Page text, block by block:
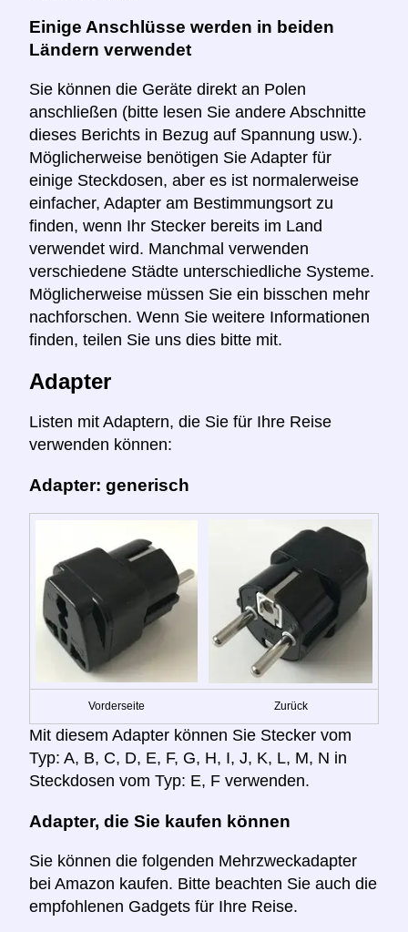
Einige Anschlüsse werden in beiden
Ländern verwendet
Sie können die Geräte direkt an Polen
anschließen (bitte lesen Sie andere Abschnitte
dieses Berichts in Bezug auf Spannung usw.).
Möglicherweise benötigen Sie Adapter für
einige Steckdosen, aber es ist normalerweise
einfacher, Adapter am Bestimmungsort zu
finden, wenn Ihr Stecker bereits im Land
verwendet wird. Manchmal verwenden
verschiedene Städte unterschiedliche Systeme.
Möglicherweise müssen Sie ein bisschen mehr
nachforschen. Wenn Sie weitere Informationen
finden, teilen Sie uns dies bitte mit.
Adapter
Listen mit Adaptern, die Sie für Ihre Reise
verwenden können:
Adapter: generisch
Vorderseite Zurück
Mit diesem Adapter können Sie Stecker vom
Typ: A, B, C, D, E, F, G, H, I, J, K, L, M, N in
Steckdosen vom Typ: E, F verwenden.
Adapter, die Sie kaufen können
Sie können die folgenden Mehrzweckadapter
bei Amazon kaufen. Bitte beachten Sie auch die
empfohlenen Gadgets für Ihre Reise.